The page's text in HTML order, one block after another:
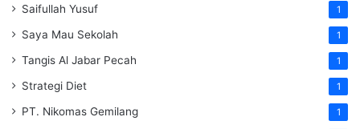
Saifullah Yusuf 1
Saya Mau Sekolah 1
Tangis Al Jabar Pecah 1
Strategi Diet 1
PT. Nikomas Gemilang 1